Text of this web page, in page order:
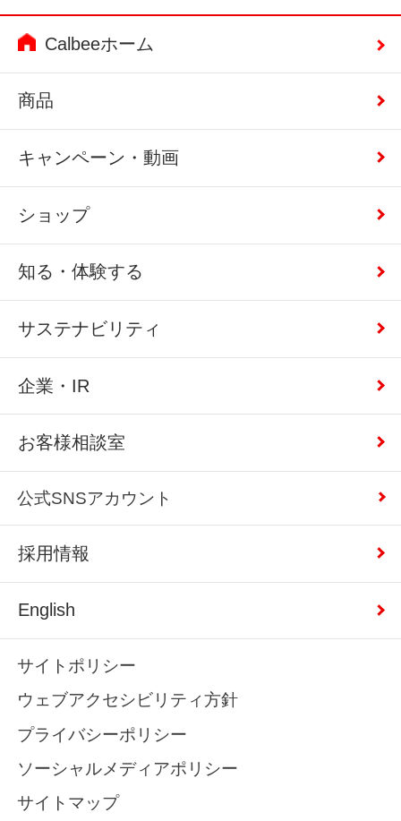
Calbeeホーム
商品
キャンペーン・動画
ショップ
知る・体験する
サステナビリティ
企業・IR
お客様相談室
公式SNSアカウント
採用情報
English
サイトポリシー
ウェブアクセシビリティ方針
プライバシーポリシー
ソーシャルメディアポリシー
サイトマップ